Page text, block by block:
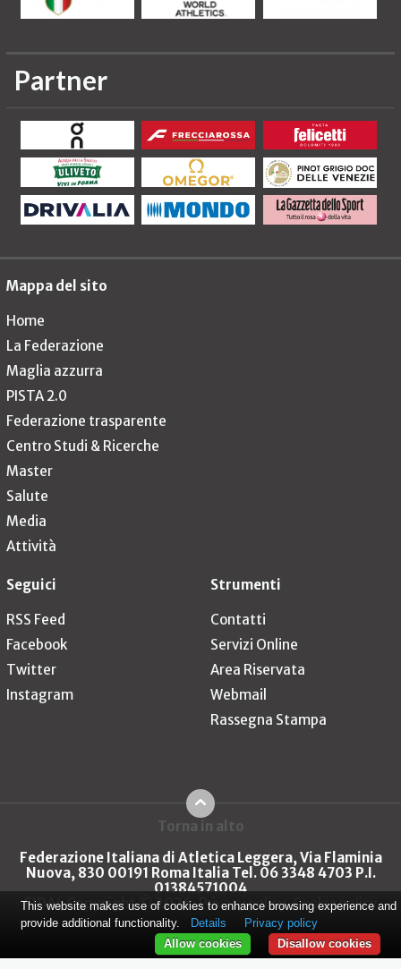
Partner
Mappa del sito
Home
La Federazione
Maglia azzurra
PISTA 2.0
Federazione trasparente
Centro Studi & Ricerche
Master
Salute
Media
Attività
Seguici
RSS Feed
Facebook
Twitter
Instagram
Strumenti
Contatti
Servizi Online
Area Riservata
Webmail
Rassegna Stampa
Torna in alto
Federazione Italiana di Atletica Leggera, Via Flaminia
Nuova, 830 00191 Roma Italia Tel. 06 3348 4703 P.I.
01384571004
FIDAL Copyright © 2026 Privacy policy Cookie policy
This website makes use of cookies to enhance browsing experience and
provide additional functionality.
Details
Privacy policy
Disallow cookies
Allow cookies